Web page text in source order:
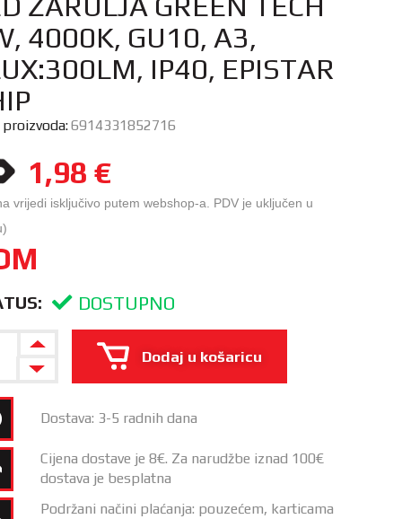
4000K, GU10, A3,
IP40, EPISTAR
6914331852716
1,98 €
vrijedi isključivo putem webshop-a. PDV je uključen u
DOSTUPNO
Dodaj u košaricu
Dostava: 3-5 radnih dana
Cijena dostave je 8€. Za narudžbe iznad 100€
dostava je besplatna
Podržani načini plaćanja: pouzećem, karticama